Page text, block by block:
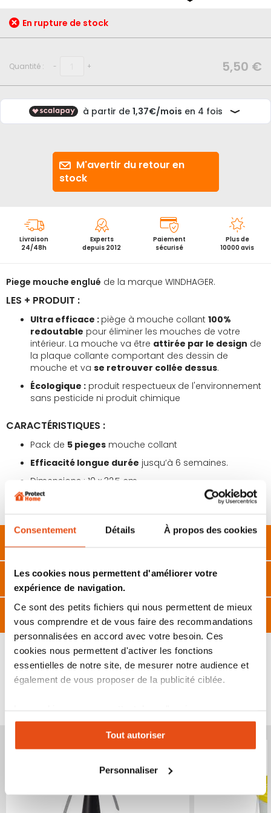
Consentement Détails À propos des cookies
Les cookies nous permettent d'améliorer votre
expérience de navigation.
Ce sont des petits fichiers qui nous permettent de mieux
vous comprendre et de vous faire des recommandations
personnalisées en accord avec votre besoin. Ces
cookies nous permettent d'activer les fonctions
essentielles de notre site, de mesurer notre audience et
également de vous proposer de la publicité ciblée.
expérience personnalisée sur notre site. Vous pouvez
changer votre choix à n'importe quel moment. Refuser
tous les cookies peut limiter certaines fonctionnalités.
Tout autoriser
Personnaliser
de
la
Piege mouche englué de la marque WINDHAGER.
LES + PRODUIT :
Ultra efficace : piège à mouche collant 100%
redoutable pour éliminer les mouches de votre
intérieur. La mouche va être attirée par le design de
la plaque collante comportant des dessin de
mouche et va se retrouver collée dessus.
Écologique : produit respectueux de l'environnement
sans pesticide ni produit chimique
CARACTÉRISTIQUES :
Pack de 5 pieges mouche collant
Efficacité longue durée jusqu’à 6 semaines.
Dimensions : 10 x 32,5 cm
En rupture de stock
Quantité : - + 5,50 €
M'avertir du retour en
stock
Livraison
24/48h
Experts
depuis 2012
Paiement
sécurisé
Plus de
10000 avis
Description
Caractéristiques
Avis